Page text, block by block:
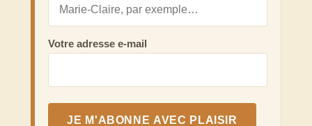
Votre adresse e-mail